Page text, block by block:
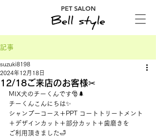
PET SALON
記事
12/18ご来店のお客様✂
suzuki8198
2024年12月18日
MIX犬のチーくんです🎅🌲
チーくんこんにちは✨
シャンプーコース＋PPT コートトリートメント
＋デザインカット＋部分カット＋歯磨きを
ご利用頂きました🛁